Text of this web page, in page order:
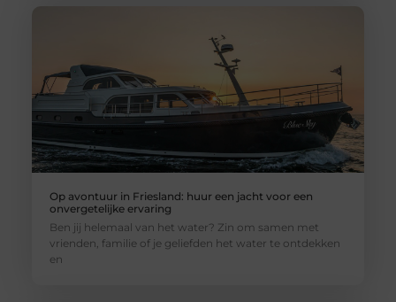
Op avontuur in Friesland: huur een jacht voor een
onvergetelijke ervaring
Ben jij helemaal van het water? Zin om samen met
vrienden, familie of je geliefden het water te ontdekken
en